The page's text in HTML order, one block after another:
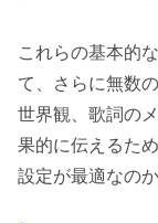
これらの基本的
て、さらに無数
世界観、歌詞の
果的に伝えるた
設定が最適なの